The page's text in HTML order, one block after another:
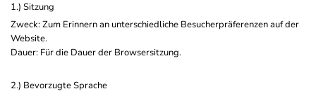
1.) Sitzung
Zweck: Zum Erinnern an unterschiedliche Besucherpräferenzen auf der
Website.
Dauer: Für die Dauer der Browsersitzung.
2.) Bevorzugte Sprache